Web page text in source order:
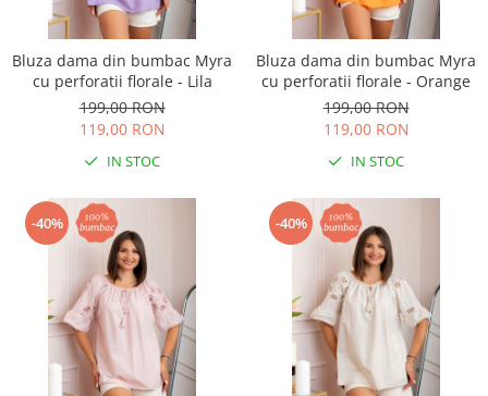
Bluza dama din bumbac Myra
cu perforatii florale - Lila
199,00 RON
119,00 RON
IN STOC
Bluza dama din bumbac Myra
cu perforatii florale - Orange
199,00 RON
119,00 RON
IN STOC
-40% -40%